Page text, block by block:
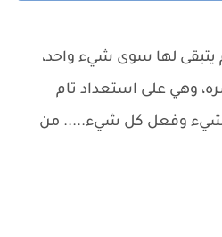
يتبقى لها سوى شيء واحد،
وهي على استعداد تام
شيء وفعل كل شيء..... من